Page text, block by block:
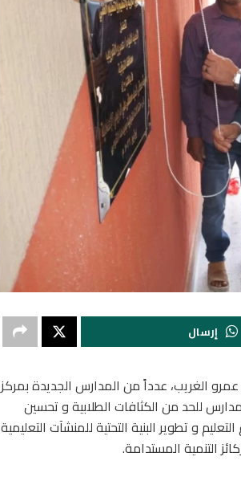
إرسال
الـ120 ، افتتح المحافظ اللواء عمرو الغريب، عدداً من المدارس الجديدة بمركز
للحد من الكثافات الطلابية و تحسين
و تطوير البنية التحتية للمنشآت التعليمية
التنمية المستدامة.